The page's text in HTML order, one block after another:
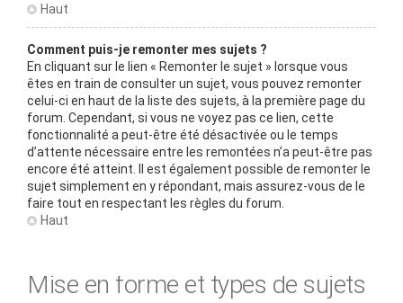
Haut
Comment puis-je remonter mes sujets ?
En cliquant sur le lien « Remonter le sujet » lorsque vous
êtes en train de consulter un sujet, vous pouvez remonter
celui-ci en haut de la liste des sujets, à la première page du
forum. Cependant, si vous ne voyez pas ce lien, cette
fonctionnalité a peut-être été désactivée ou le temps
d’attente nécessaire entre les remontées n’a peut-être pas
encore été atteint. Il est également possible de remonter le
sujet simplement en y répondant, mais assurez-vous de le
faire tout en respectant les règles du forum.
Haut
Mise en forme et types de sujets